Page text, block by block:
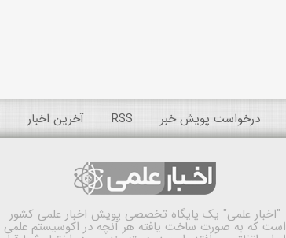
درخواست پویش خبر RSS آخرین اخبار
"اخبار علمی" یک پایگاه تخصصی پویش اخبار علمی کشور
است که به صورت ساخت یافته هر آنچه در اکوسیستم علمی